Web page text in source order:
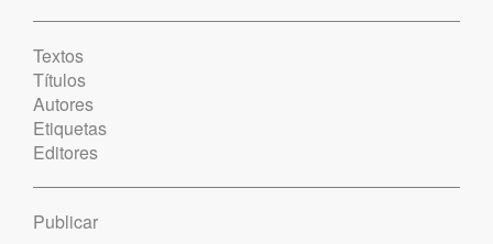
Textos
Títulos
Autores
Etiquetas
Editores
Publicar